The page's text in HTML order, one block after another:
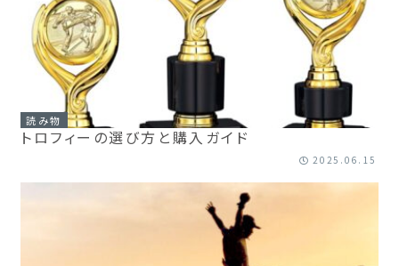
読み物
トロフィーの選び方と購入ガイド
2025.06.15